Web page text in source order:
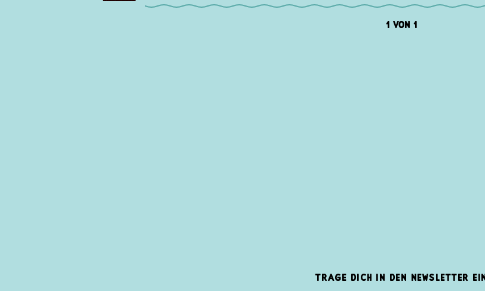
1 von 1
TRAGE DICH IN DEN NEWSLETTER